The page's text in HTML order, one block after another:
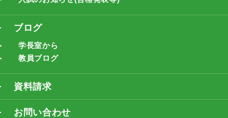
ブログ
学長室から
教員ブログ
資料請求
お問い合わせ